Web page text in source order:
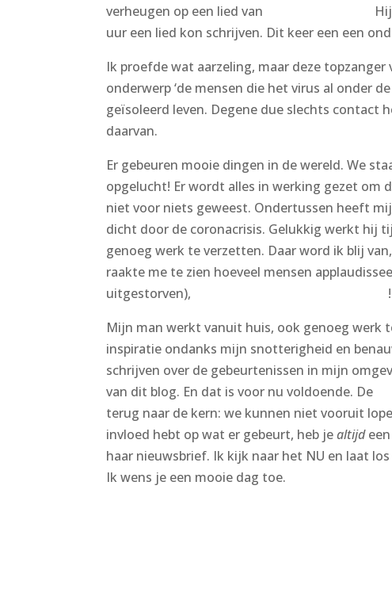
verheugen op een lied van
uur een lied kon schrijven. Dit keer een een
Ik proefde wat aarzeling, maar deze
onderwerp ‘de mensen die het virus al onder
geïsoleerd leven. Degene due slechts contact
daarvan.
Er gebeuren mooie dingen in de wereld. We
opgelucht! Er wordt alles in werking gezet om
niet voor niets geweest. Ondertussen heeft
dicht door de coronacrisis. Gelukkig werkt hij
genoeg werk te verzetten. Daar word ik blij
raakte me te zien hoeveel mensen
uitgestorven),
!
Mijn man werkt vanuit huis, ook genoeg werk
inspiratie ondanks mijn snotterigheid en
schrijven over de gebeurtenissen in mijn
van dit blog. En dat is voor nu voldoende. De
terug naar de kern: we kunnen niet vooruit
invloed hebt op wat er gebeurt, heb jealtijdeen
haar nieuwsbrief. Ik kijk naar het NU en laat los
Ik wens je een mooie dag toe.